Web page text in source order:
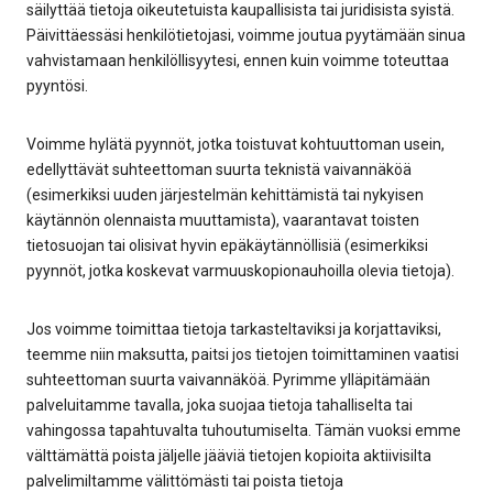
säilyttää tietoja oikeutetuista kaupallisista tai juridisista syistä.
Päivittäessäsi henkilötietojasi, voimme joutua pyytämään sinua
vahvistamaan henkilöllisyytesi, ennen kuin voimme toteuttaa
pyyntösi.
Voimme hylätä pyynnöt, jotka toistuvat kohtuuttoman usein,
edellyttävät suhteettoman suurta teknistä vaivannäköä
(esimerkiksi uuden järjestelmän kehittämistä tai nykyisen
käytännön olennaista muuttamista), vaarantavat toisten
tietosuojan tai olisivat hyvin epäkäytännöllisiä (esimerkiksi
pyynnöt, jotka koskevat varmuuskopionauhoilla olevia tietoja).
Jos voimme toimittaa tietoja tarkasteltaviksi ja korjattaviksi,
teemme niin maksutta, paitsi jos tietojen toimittaminen vaatisi
suhteettoman suurta vaivannäköä. Pyrimme ylläpitämään
palveluitamme tavalla, joka suojaa tietoja tahalliselta tai
vahingossa tapahtuvalta tuhoutumiselta. Tämän vuoksi emme
välttämättä poista jäljelle jääviä tietojen kopioita aktiivisilta
palvelimiltamme välittömästi tai poista tietoja